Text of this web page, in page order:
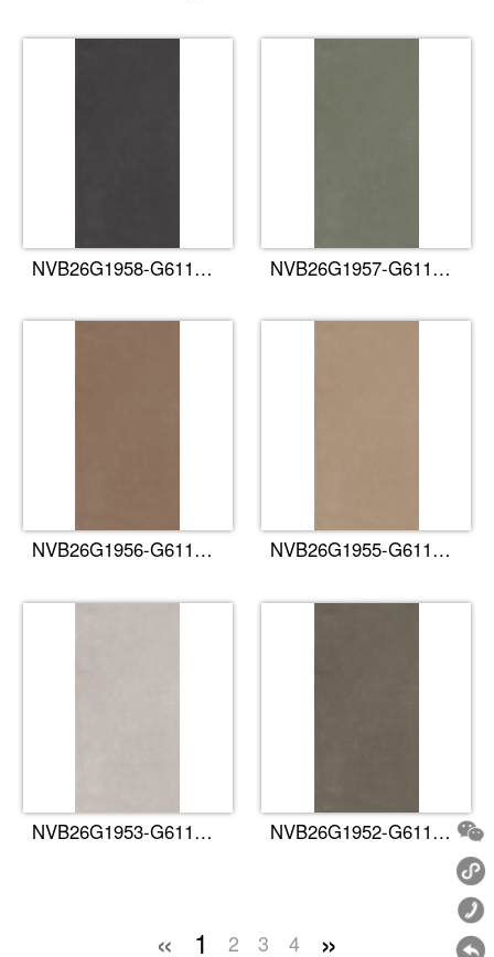
NVB26G1958-G611玄墨 NVB26G1957-G611青釉
NVB26G1956-G611赤陶 NVB26G1955-G611秋黄
NVB26G1953-G611绯云 NVB26G1952-G611墨褐
« 1 2 3 4 »